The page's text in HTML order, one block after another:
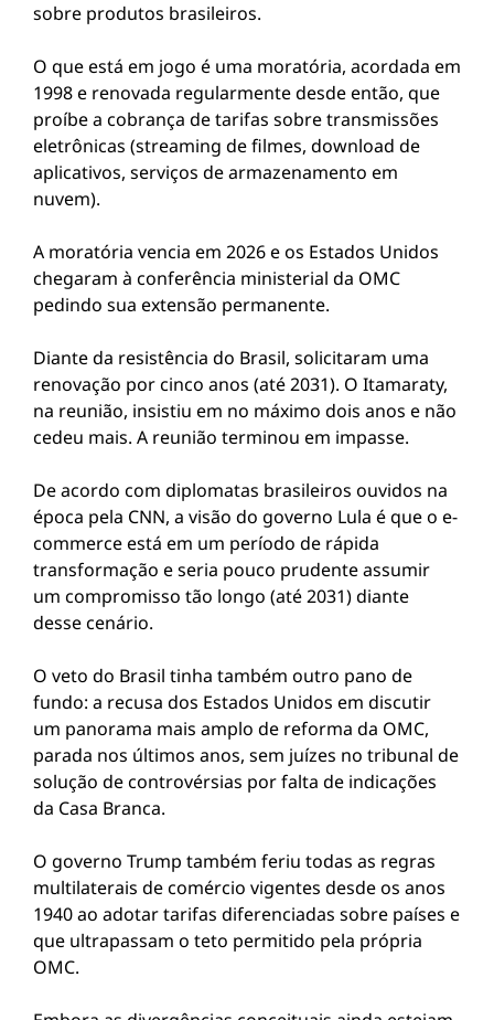
sobre produtos brasileiros.
O que está em jogo é uma moratória, acordada em
1998 e renovada regularmente desde então, que
proíbe a cobrança de tarifas sobre transmissões
eletrônicas (streaming de filmes, download de
aplicativos, serviços de armazenamento em
nuvem).
A moratória vencia em 2026 e os Estados Unidos
chegaram à conferência ministerial da OMC
pedindo sua extensão permanente.
Diante da resistência do Brasil, solicitaram uma
renovação por cinco anos (até 2031). O Itamaraty,
na reunião, insistiu em no máximo dois anos e não
cedeu mais. A reunião terminou em impasse.
De acordo com diplomatas brasileiros ouvidos na
época pela CNN, a visão do governo Lula é que o e-
commerce está em um período de rápida
transformação e seria pouco prudente assumir
um compromisso tão longo (até 2031) diante
desse cenário.
O veto do Brasil tinha também outro pano de
fundo: a recusa dos Estados Unidos em discutir
um panorama mais amplo de reforma da OMC,
parada nos últimos anos, sem juízes no tribunal de
solução de controvérsias por falta de indicações
da Casa Branca.
O governo Trump também feriu todas as regras
multilaterais de comércio vigentes desde os anos
1940 ao adotar tarifas diferenciadas sobre países e
que ultrapassam o teto permitido pela própria
OMC.